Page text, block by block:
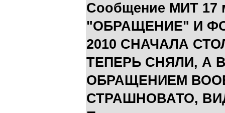
Сообщение МИТ 17
"ОБРАЩЕНИЕ" И
2010 СНАЧАЛА
ТЕПЕРЬ СНЯЛИ, А
ОБРАЩЕНИЕМ
СТРАШНОВАТО,